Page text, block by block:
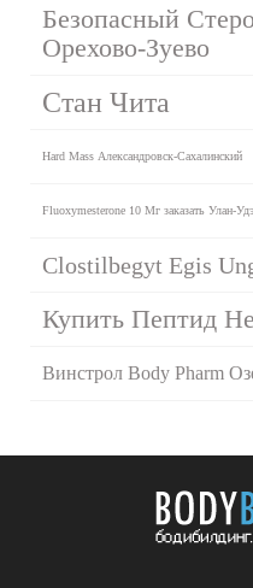
Безопасный
Орехово-Зуево
Стан Чита
Hard Mass Александровск-Сахалинский
Fluoxymesterone 10 Мг заказать Улан-Удэ
Clostilbegyt Egis
Купить Пептид
Винстрол Body Pharm